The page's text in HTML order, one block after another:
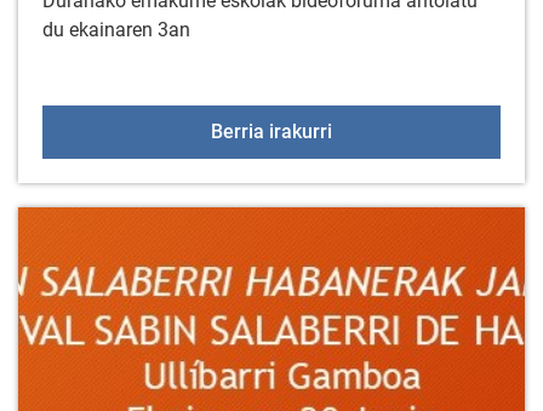
du ekainaren 3an
Berria irakurri